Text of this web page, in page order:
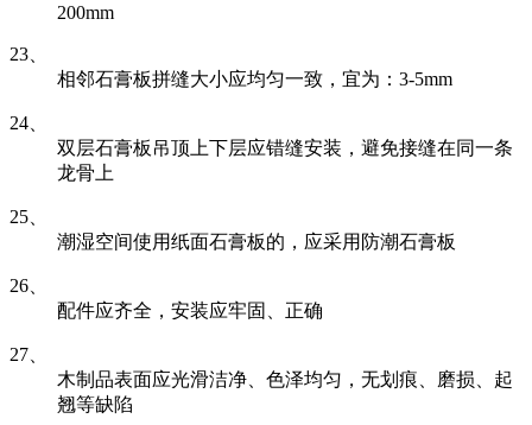
200mm
23、
相邻石膏板拼缝大小应均匀一致，宜为：3-5mm
24、
双层石膏板吊顶上下层应错缝安装，避免接缝在同一条
龙骨上
25、
潮湿空间使用纸面石膏板的，应采用防潮石膏板
26、
配件应齐全，安装应牢固、正确
27、
木制品表面应光滑洁净、色泽均匀，无划痕、磨损、起
翘等缺陷